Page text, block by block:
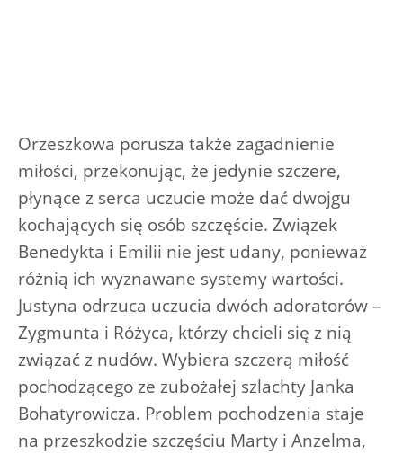
Orzeszkowa porusza także zagadnienie
miłości, przekonując, że jedynie szczere,
płynące z serca uczucie może dać dwojgu
kochających się osób szczęście. Związek
Benedykta i Emilii nie jest udany, ponieważ
różnią ich wyznawane systemy wartości.
Justyna odrzuca uczucia dwóch adoratorów –
Zygmunta i Różyca, którzy chcieli się z nią
związać z nudów. Wybiera szczerą miłość
pochodzącego ze zubożałej szlachty Janka
Bohatyrowicza. Problem pochodzenia staje
na przeszkodzie szczęściu Marty i Anzelma,